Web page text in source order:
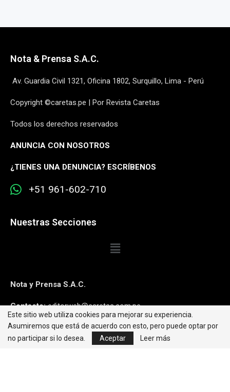
Nota & Prensa S.A.C.
Av. Guardia Civil 1321, Oficina 1802, Surquillo, Lima - Perú
Copyright ©caretas.pe | Por Revista Caretas
Todos los derechos reservados
ANUNCIA CON NOSOTROS
¿TIENES UNA DENUNCIA? ESCRÍBENOS
+51 961-602-710
Nuestras Secciones
Nota y Prensa S.A.C.
Contacto:editorweb@caretas.com.pe
Síguenos:
Este sitio web utiliza cookies para mejorar su experiencia.
Asumiremos que está de acuerdo con esto, pero puede optar por
no participar si lo desea.
Aceptar Leer más